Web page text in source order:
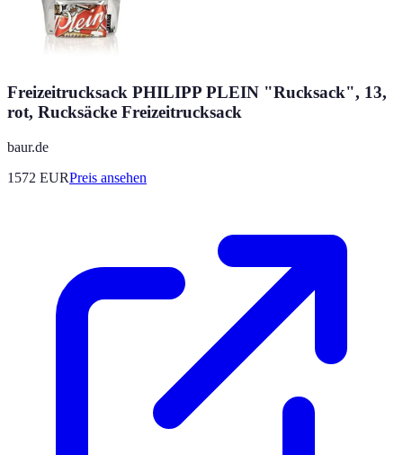
Freizeitrucksack PHILIPP PLEIN "Rucksack", 13,
rot, Rucksäcke Freizeitrucksack
baur.de
1572 EURPreis ansehen